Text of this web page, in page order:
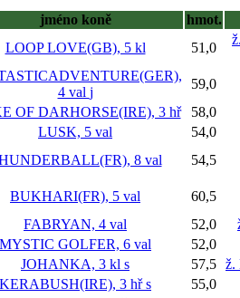
jméno koně
hmot.
LOOP LOVE(GB), 5 kl 51,0
4 val j
59,0
OF DARHORSE(IRE), 3 hř
58,0
LUSK, 5 val
54,0
8 val 54,5
BUKHARI(FR), 5 val
60,5
FABRYAN, 4 val 52,0
MYSTIC GOLFER, 6 val
52,0
JOHANKA, 3 kl s 57,5 ž.
KERABUSH(IRE), 3 hřs
55,0